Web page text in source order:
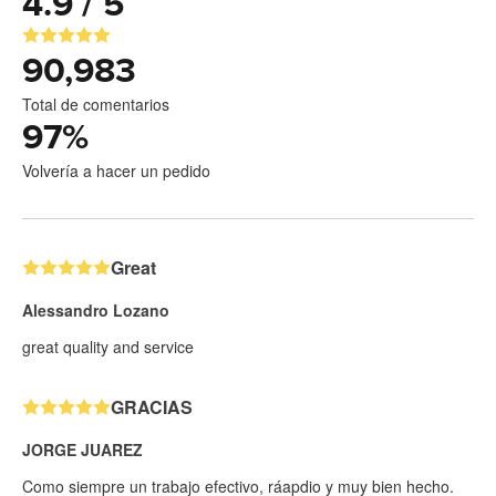
90,983
Total de comentarios
97%
Volvería a hacer un pedido
Great
Alessandro Lozano
great quality and service
GRACIAS
JORGE JUAREZ
Como siempre un trabajo efectivo, ráapdio y muy bien hecho.